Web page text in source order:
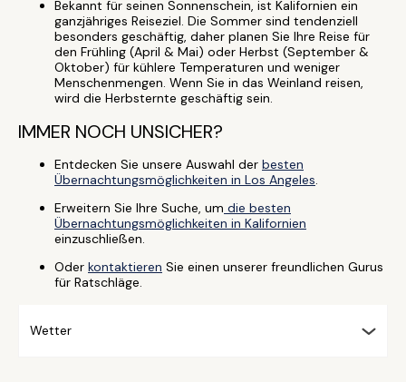
Bekannt für seinen Sonnenschein, ist Kalifornien ein
ganzjähriges Reiseziel. Die Sommer sind tendenziell
besonders geschäftig, daher planen Sie Ihre Reise für
den Frühling (April & Mai) oder Herbst (September &
Oktober) für kühlere Temperaturen und weniger
Menschenmengen. Wenn Sie in das Weinland reisen,
wird die Herbsternte geschäftig sein.
IMMER NOCH UNSICHER?
Entdecken Sie unsere Auswahl der besten
Übernachtungsmöglichkeiten in Los Angeles.
Erweitern Sie Ihre Suche, um die besten
Übernachtungsmöglichkeiten in Kalifornien
einzuschließen.
Oder kontaktieren Sie einen unserer freundlichen Gurus
für Ratschläge.
Wetter